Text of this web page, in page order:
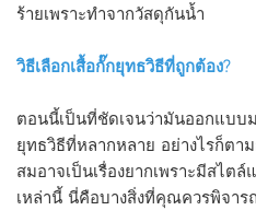
ร้ายเพราะทำจากวัสดุกันน้ำ
วิธีเลือกเสื้อกั๊กยุทธวิธีที่ถูกต้อง?
ตอนนี้เป็นที่ชัดเจนว่ามันออกแบบ
ยุทธวิธีที่หลากหลาย อย่างไรก็ตา
สมอาจเป็นเรื่องยากเพราะมีสไต
เหล่านี้ นี่คือบางสิ่งที่คุณควรพิจา